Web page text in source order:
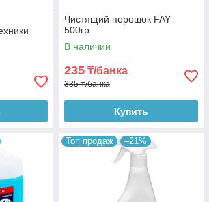
Чистящий порошок FAY
500гр.
В наличии
235 ₸/банка
335 ₸/банка
Купить
Топ продаж –21%